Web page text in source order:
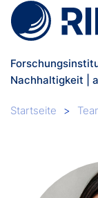
Direkt zum
Nachhaltigkeit |
Startseite